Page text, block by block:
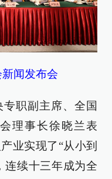
闻发布会
职副主席、全国
理事长徐晓兰表
业实现了“从小到
连续十三年成为全